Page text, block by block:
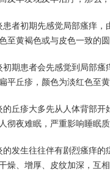
患者初期先感觉局部瘙痒
至黄褐色或与皮色一致的
初期患者会先感觉到局部
平丘疹，颜色为淡红色至
的丘疹大多先从人体背部
彻夜难眠，严重影响睡眠
的发生往往伴有剧烈瘙痒
燥、增厚、皮纹加深，互